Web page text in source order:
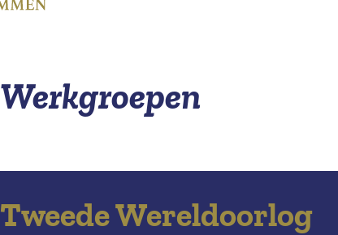
Werkgroepen
Tweede Wereldoorlog